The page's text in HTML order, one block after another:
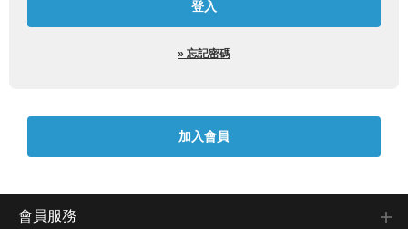
» 忘記密碼
會員服務